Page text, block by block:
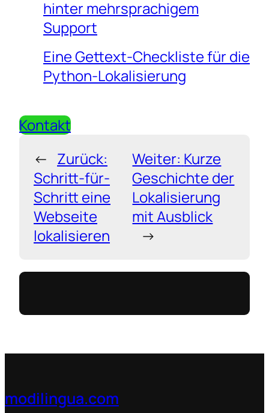
hinter mehrsprachigem
Support
Eine Gettext-Checkliste für die
Python-Lokalisierung
Kontakt
← Zurück:
Schritt-für-
Schritt eine
Webseite
lokalisieren
Weiter: Kurze
Geschichte der
Lokalisierung
mit Ausblick
→
modilingua.com